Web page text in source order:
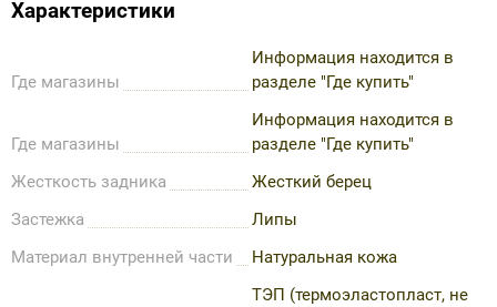
Характеристики
Где магазины
Информация находится в
разделе "Где купить"
Где магазины
Информация находится в
разделе "Где купить"
Жесткость задника
Жесткий берец
Застежка
Липы
Материал внутренней части
Натуральная кожа
ТЭП (термоэластопласт, не